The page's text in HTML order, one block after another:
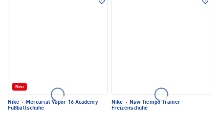
Neu
Nike · Mercurial Vapor 16 Academy
Fußballschuhe
Nike · Nsw Tiempo Trainer
Freizeitschuhe